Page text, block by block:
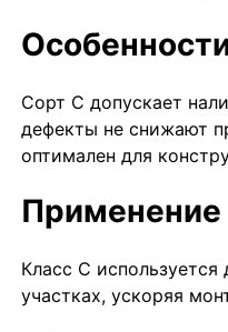
Сорт С допускает
дефекты не снижают
оптимален для
Применение
Класс С
участках, ускоряя